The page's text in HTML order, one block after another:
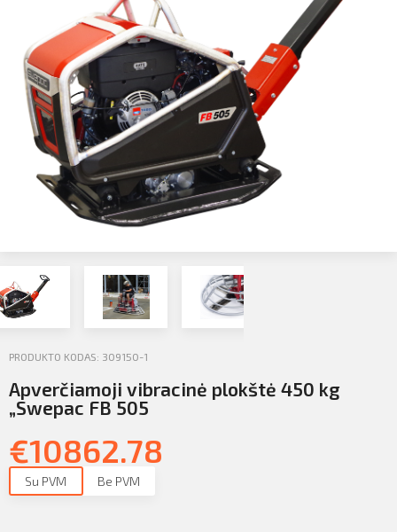
Kontaktai
Atsijungti
SIŲSTI
PRODUKTO KODAS: 309150-1
Apverčiamoji vibracinė plokštė 450 kg
„Swepac FB 505
€10862.78
Su PVM Be PVM